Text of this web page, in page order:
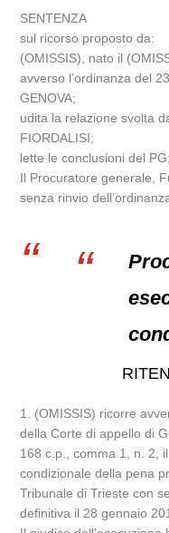
SENTENZA
sul ricorso proposto da:
(OMISSIS), nato il
avverso l’ordinanza del
GENOVA;
udita la relazione svolta
FIORDALISI;
lette le conclusioni del PG;
Il Procuratore generale,
senza rinvio
1. (OMISSIS) ricorre
della Corte di appello di
168 c.p., comma 1, n. 2,
condizionale della pena
Tribunale di Trieste con
definitiva il 28 gennaio